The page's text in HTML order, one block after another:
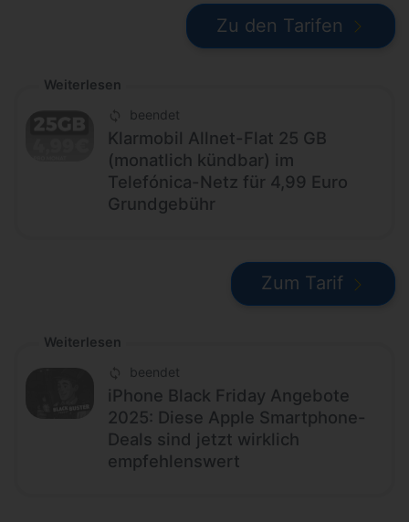
Zu den Tarifen
Weiterlesen
beendet
Klarmobil Allnet-Flat 25 GB
(monatlich kündbar) im
Telefónica-Netz für 4,99 Euro
Grundgebühr
Zum Tarif
Weiterlesen
beendet
iPhone Black Friday Angebote
2025: Diese Apple Smartphone-
Deals sind jetzt wirklich
empfehlenswert